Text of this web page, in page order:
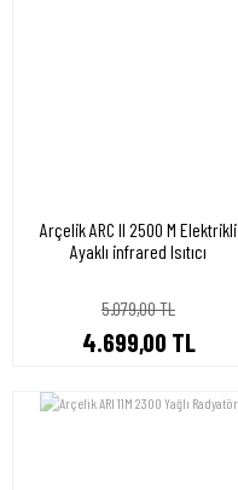
Arçelik ARC II 2500 M Elektrikli
Ayaklı infrared Isıtıcı
5.079,00 TL
4.699,00 TL